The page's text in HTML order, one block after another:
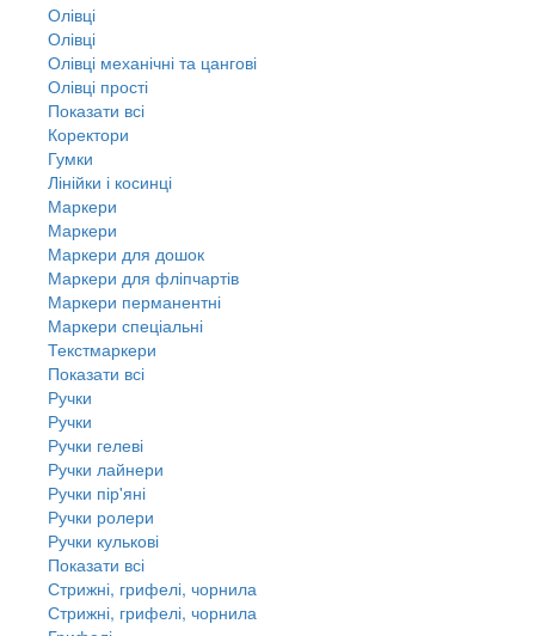
Олівці
Олівці
Олівці механічні та цангові
Олівці прості
Показати всі
Коректори
Гумки
Лінійки і косинці
Маркери
Маркери
Маркери для дошок
Маркери для фліпчартів
Маркери перманентні
Маркери спеціальні
Текстмаркери
Показати всі
Ручки
Ручки
Ручки гелеві
Ручки лайнери
Ручки пір'яні
Ручки ролери
Ручки кулькові
Показати всі
Стрижні, грифелі, чорнила
Стрижні, грифелі, чорнила